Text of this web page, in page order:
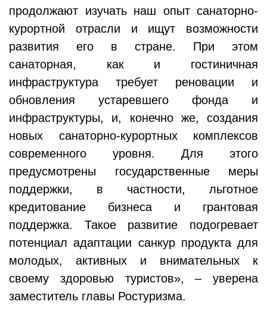
продолжают изучать наш опыт санаторно-
курортной отрасли и ищут возможности
развития его в стране. При этом
санаторная, как и гостиничная
инфраструктура требует реновации и
обновления устаревшего фонда и
инфраструктуры, и, конечно же, создания
новых санаторно-курортных комплексов
современного уровня. Для этого
предусмотрены государственные меры
поддержки, в частности, льготное
кредитование бизнеса и грантовая
поддержка. Такое развитие подогревает
потенциал адаптации санкур продукта для
молодых, активных и внимательных к
своему здоровью туристов», – уверена
заместитель главы Ростуризма.